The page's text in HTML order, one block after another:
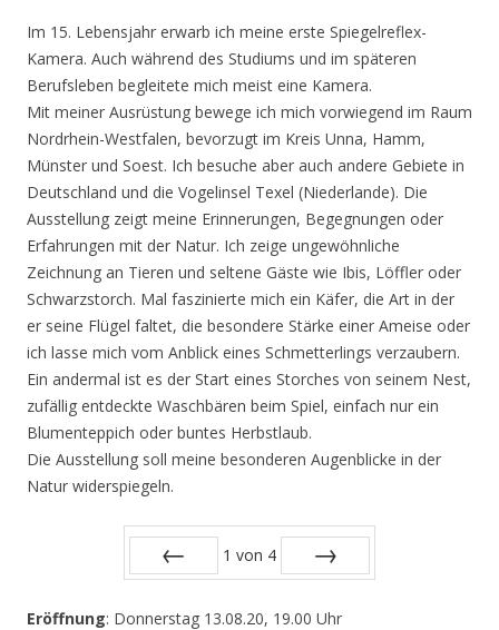
Im 15. Lebensjahr erwarb ich meine erste Spiegelreflex-
Kamera. Auch während des Studiums und im späteren
Berufsleben begleitete mich meist eine Kamera.
Mit meiner Ausrüstung bewege ich mich vorwiegend im Raum
Nordrhein-Westfalen, bevorzugt im Kreis Unna, Hamm,
Münster und Soest. Ich besuche aber auch andere Gebiete in
Deutschland und die Vogelinsel Texel (Niederlande). Die
Ausstellung zeigt meine Erinnerungen, Begegnungen oder
Erfahrungen mit der Natur. Ich zeige ungewöhnliche
Zeichnung an Tieren und seltene Gäste wie Ibis, Löffler oder
Schwarzstorch. Mal faszinierte mich ein Käfer, die Art in der
er seine Flügel faltet, die besondere Stärke einer Ameise oder
ich lasse mich vom Anblick eines Schmetterlings verzaubern.
Ein andermal ist es der Start eines Storches von seinem Nest,
zufällig entdeckte Waschbären beim Spiel, einfach nur ein
Blumenteppich oder buntes Herbstlaub.
Die Ausstellung soll meine besonderen Augenblicke in der
Natur widerspiegeln.
1 von 4
Eröffnung: Donnerstag 13.08.20, 19.00 Uhr